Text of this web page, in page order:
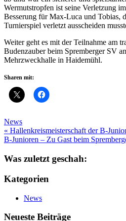
Wermutstropfen ist seine Verletzung
Besserung für Max-Luca und Tobias,
Turnierspiel verletzt ausscheiden
Weiter geht es mit der Teilnahme am
Budenzauber beim Spremberger SV
Mehrzweckhalle in Haidemühl.
Sharen mit:
News
Beitragsnavigation
« Hallenkreismeisterschaft der B-
B-Junioren – Zu Gast beim
Was zuletzt geschah:
Kategorien
News
Neueste Beiträge